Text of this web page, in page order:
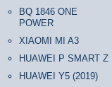
BQ 1846 ONE
POWER
XIAOMI MI A3
HUAWEI P SMART Z
HUAWEI Y5 (2019)